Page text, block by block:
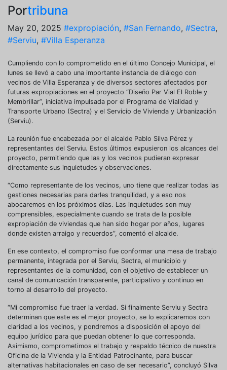
Portribuna
May 20, 2025 #expropiación, #San Fernando, #Sectra,
#Serviu, #Villa Esperanza
Cumpliendo con lo comprometido en el último Concejo Municipal, el
lunes se llevó a cabo una importante instancia de diálogo con
vecinos de Villa Esperanza y de diversos sectores afectados por
futuras expropiaciones en el proyecto “Diseño Par Vial El Roble y
Membrillar”, iniciativa impulsada por el Programa de Vialidad y
Transporte Urbano (Sectra) y el Servicio de Vivienda y Urbanización
(Serviu).
La reunión fue encabezada por el alcalde Pablo Silva Pérez y
representantes del Serviu. Estos últimos expusieron los alcances del
proyecto, permitiendo que las y los vecinos pudieran expresar
directamente sus inquietudes y observaciones.
“Como representante de los vecinos, uno tiene que realizar todas las
gestiones necesarias para darles tranquilidad, y a eso nos
abocaremos en los próximos días. Las inquietudes son muy
comprensibles, especialmente cuando se trata de la posible
expropiación de viviendas que han sido hogar por años, lugares
donde existen arraigo y recuerdos”, comentó el alcalde.
En ese contexto, el compromiso fue conformar una mesa de trabajo
permanente, integrada por el Serviu, Sectra, el municipio y
representantes de la comunidad, con el objetivo de establecer un
canal de comunicación transparente, participativo y continuo en
torno al desarrollo del proyecto.
“Mi compromiso fue traer la verdad. Si finalmente Serviu y Sectra
determinan que este es el mejor proyecto, se lo explicaremos con
claridad a los vecinos, y pondremos a disposición el apoyo del
equipo jurídico para que puedan obtener lo que corresponda.
Asimismo, comprometimos el trabajo y respaldo técnico de nuestra
Oficina de la Vivienda y la Entidad Patrocinante, para buscar
alternativas habitacionales en caso de ser necesario”, concluyó Silva